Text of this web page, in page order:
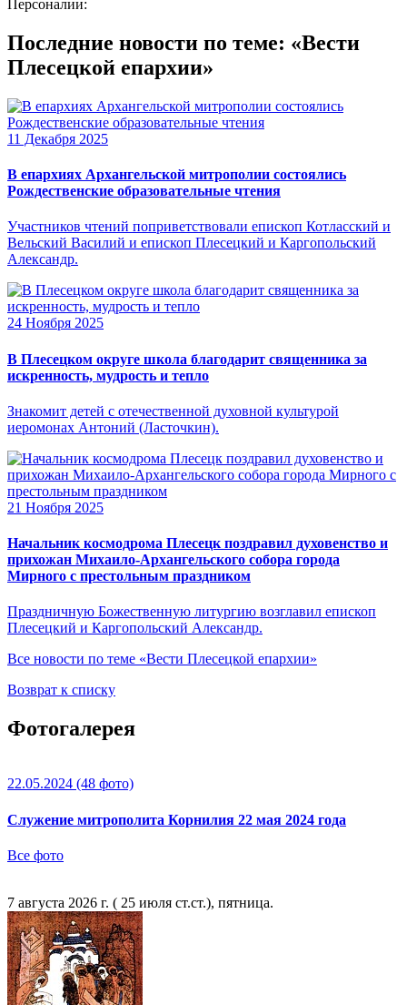
Персоналии:
Последние новости по теме: «Вести
Плесецкой епархии»
11 Декабря 2025
В епархиях Архангельской митрополии состоялись
Рождественские образовательные чтения
Участников чтений поприветствовали епископ Котласский и
Вельский Василий и епископ Плесецкий и Каргопольский
Александр.
24 Ноября 2025
В Плесецком округе школа благодарит священника за
искренность, мудрость и тепло
Знакомит детей с отечественной духовной культурой
иеромонах Антоний (Ласточкин).
21 Ноября 2025
Начальник космодрома Плесецк поздравил духовенство и
прихожан Михаило-Архангельского собора города
Мирного с престольным праздником
Праздничную Божественную литургию возглавил епископ
Плесецкий и Каргопольский Александр.
Все новости по теме «Вести Плесецкой епархии»
Возврат к списку
Фотогалерея
22.05.2024 (48 фото)
Служение митрополита Корнилия 22 мая 2024 года
Все фото
7 августа 2026 г. ( 25 июля ст.ст.), пятница.